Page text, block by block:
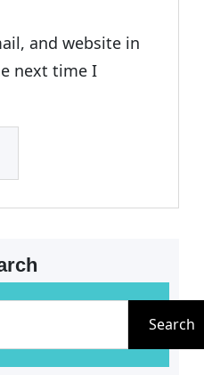
and website in
next time I
Search